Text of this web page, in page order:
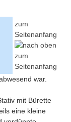
zum
Seitenanfang
war.
mit Bürette
eine kleine